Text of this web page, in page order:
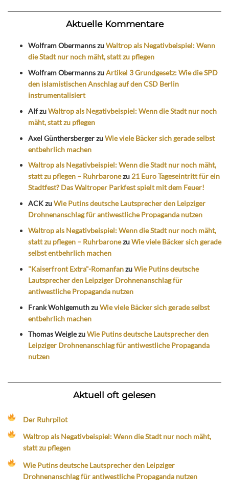
Aktuelle Kommentare
Wolfram ObermannszuWaltrop als Negativbeispiel: Wenn
die Stadt nur noch mäht, statt zu pflegen
Wolfram ObermannszuArtikel 3 Grundgesetz: Wie die SPD
den islamistischen Anschlag auf den CSD Berlin
instrumentalisiert
AlfzuWaltrop als Negativbeispiel: Wenn die Stadt nur noch
mäht, statt zu pflegen
Axel GünthersbergerzuWie viele Bäcker sich gerade selbst
entbehrlich machen
Waltrop als Negativbeispiel: Wenn die Stadt nur noch mäht,
statt zu pflegen – Ruhrbaronezu21 Euro Tageseintritt für ein
Stadtfest? Das Waltroper Parkfest spielt mit dem Feuer!
ACKzuWie Putins deutsche Lautsprecher den Leipziger
Drohnenanschlag für antiwestliche Propaganda nutzen
Waltrop als Negativbeispiel: Wenn die Stadt nur noch mäht,
statt zu pflegen – RuhrbaronezuWie viele Bäcker sich gerade
selbst entbehrlich machen
"Kaiserfront Extra"-RomanfanzuWie Putins deutsche
Lautsprecher den Leipziger Drohnenanschlag für
antiwestliche Propaganda nutzen
Frank WohlgemuthzuWie viele Bäcker sich gerade selbst
entbehrlich machen
Thomas WeiglezuWie Putins deutsche Lautsprecher den
Leipziger Drohnenanschlag für antiwestliche Propaganda
nutzen
Aktuell oft gelesen
Der Ruhrpilot
Waltrop als Negativbeispiel: Wenn die Stadt nur noch mäht,
statt zu pflegen
Wie Putins deutsche Lautsprecher den Leipziger
Drohnenanschlag für antiwestliche Propaganda nutzen